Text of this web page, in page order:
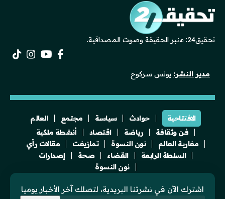
تحقيق24: منبر الحقيقة وصوت المصداقية.
مدير النشر: يونس سركوح
الافتتاحية حوادث سياسة مجتمع
العالم
فن وثقافة
رياضة اقتصاد
أنشطة ملكية
مغاربة العالم
نون النسوة تمازيغت
مقالات رأي
السلطة الرابعة
القضاء صحة
إصدارات
نون النسوة
اشترك الآن في نشرتنا البريدية، لتصلك آخر الأخبار يوميا